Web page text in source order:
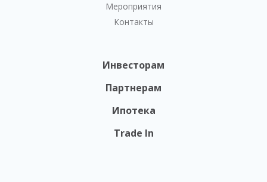
Мероприятия
Контакты
Инвесторам
Партнерам
Ипотека
Trade In